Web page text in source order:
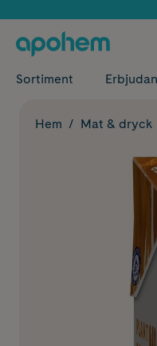
Sortiment
Hem Mat & dryck